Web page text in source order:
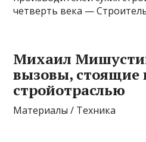
Михаил
вызовы, стоящие
стройотраслью
Материалы / Техника